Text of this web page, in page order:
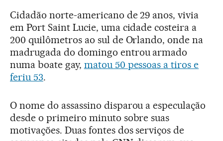
Cidadão norte-americano de 29 anos, vivia
em Port Saint Lucie, uma cidade costeira a
200 quilômetros ao sul de Orlando, onde na
madrugada do domingo entrou armado
numa boate gay, matou 50 pessoas a tiros e
feriu 53.
O nome do assassino disparou a especulação
desde o primeiro minuto sobre suas
motivações. Duas fontes dos serviços de